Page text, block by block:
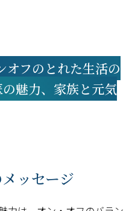
オフのとれた生活の
魅力、家族と元気
メッセージ